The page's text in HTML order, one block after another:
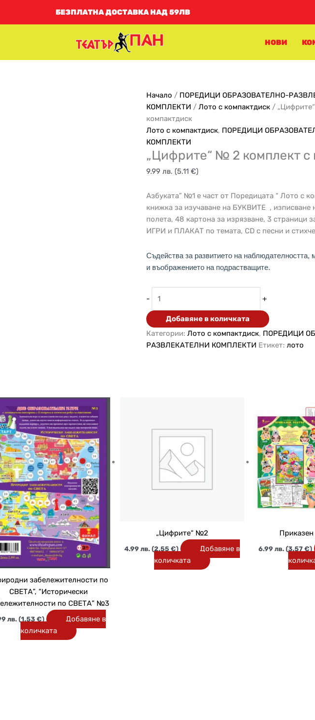
БЕЗПЛАТНА ДОСТАВКА НАД 59ЛВ
НОВИ
Начало / ПОРЕДИЦИ ОБРАЗОВАТЕЛНО-
КОМПЛЕКТИ / Лото с компактдиск /
компактдиск
Лото с компактдиск, ПОРЕДИЦИ
КОМПЛЕКТИ
„Цифрите“ № 2 комплект с
9.99 лв. (5.11 €)
Азбуката” №1 е част от Поредицата “ Лото с
книжка за изучаване на БУКВИТЕ , изписване
полета, 48 картона за изрязване, 3 страници
ИГРИ и ПЛАКАТ по темата, CD с песни и
Съдейства за развитието на
и въображението на подрастващите.
-
количество
за
"Цифрите"
№
2
комплект
компактдиск
+
Добавяне в количката
Категории: Лото с компактдиск, ПОРЕДИЦИ
РАЗВЛЕКАТЕЛНИ КОМПЛЕКТИ Етикет: лото
забележителности по
СВЕТА”, “Исторически
по СВЕТА” №3
лв. (1.53 €)
Добавяне в
количката
„Цифрите“ №2
4.99лв. (2.55 €)
Добавяне в
количката
6.99лв. (3.57 €)